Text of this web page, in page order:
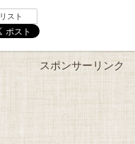
リスト
スポンサーリンク